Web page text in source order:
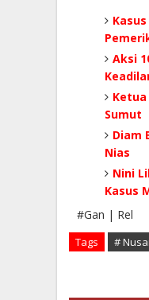
Aksi
Sumut
Diam
Nias
Nini
Kasus
#Gan | Rel
Tags #